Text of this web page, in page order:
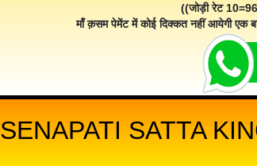
((जोड़ी रेट
माँ क़सम पेमेंट में कोई दिक्कत नहीं आयेगी एक
SENAPATI SATTA